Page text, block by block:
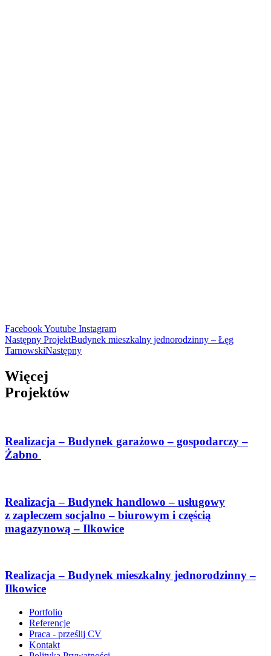
FacebookYoutube Instagram
Następny ProjektBudynek mieszkalny jednorodzinny – Łęg
TarnowskiNastępny
Więcej
Projektów
Realizacja – Budynek garażowo – gospodarczy –
Żabno
Realizacja – Budynek handlowo – usługowy
z zapleczem socjalno – biurowym i częścią
magazynową – Ilkowice
Realizacja – Budynek mieszkalny jednorodzinny –
Ilkowice
Portfolio
Referencje
Praca - prześlij CV
Kontakt